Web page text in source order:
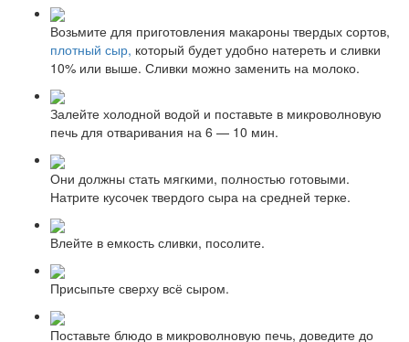
Возьмите для приготовления макароны твердых сортов,
плотный сыр, который будет удобно натереть и сливки
10% или выше. Сливки можно заменить на молоко.
Залейте холодной водой и поставьте в микроволновую
печь для отваривания на 6 — 10 мин.
Они должны стать мягкими, полностью готовыми.
Натрите кусочек твердого сыра на средней терке.
Влейте в емкость сливки, посолите.
Присыпьте сверху всё сыром.
Поставьте блюдо в микроволновую печь, доведите до